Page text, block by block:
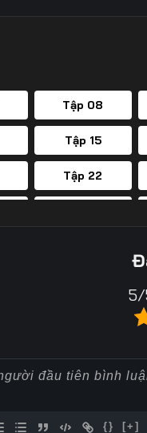
Tập 08
Tập 15
Tập 22
Tập 71
5/
{} [+]